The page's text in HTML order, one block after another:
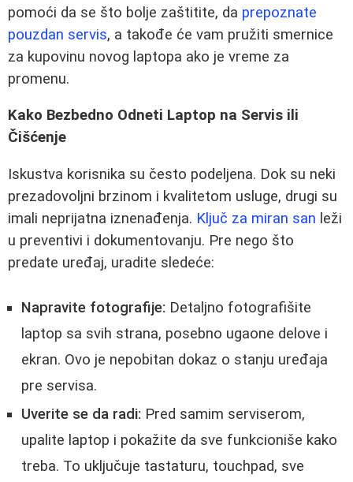
pomoći da se što bolje zaštitite, da prepoznate
pouzdan servis, a takođe će vam pružiti smernice
za kupovinu novog laptopa ako je vreme za
promenu.
Kako Bezbedno Odneti Laptop na Servis ili
Čišćenje
Iskustva korisnika su često podeljena. Dok su neki
prezadovoljni brzinom i kvalitetom usluge, drugi su
imali neprijatna iznenađenja. Ključ za miran san leži
u preventivi i dokumentovanju. Pre nego što
predate uređaj, uradite sledeće:
Napravite fotografije: Detaljno fotografišite
laptop sa svih strana, posebno ugaone delove i
ekran. Ovo je nepobitan dokaz o stanju uređaja
pre servisa.
Uverite se da radi: Pred samim serviserom,
upalite laptop i pokažite da sve funkcioniše kako
treba. To uključuje tastaturu, touchpad, sve